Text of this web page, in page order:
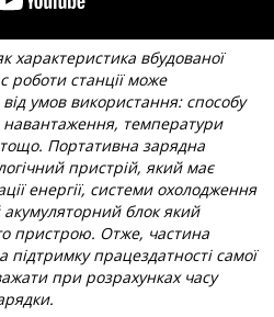
характеристика вбудованої
роботи станції може
умов використання: способу
температури
Портативна зарядна
пристрій, який має
енергії, системи охолодження
блок який
пристрою. Отже, частина
підтримку працездатності самої
при розрахунках часу